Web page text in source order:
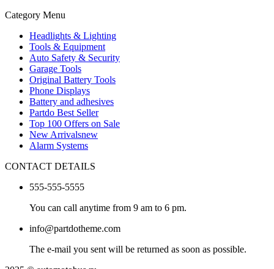
Category Menu
Headlights & Lighting
Tools & Equipment
Auto Safety & Security
Garage Tools
Original Battery Tools
Phone Displays
Battery and adhesives
Partdo Best Seller
Top 100 Offers on Sale
New Arrivalsnew
Alarm Systems
CONTACT DETAILS
555-555-5555
You can call anytime from 9 am to 6 pm.
info@partdotheme.com
The e-mail you sent will be returned as soon as possible.